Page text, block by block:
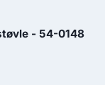
kr.. - 54-0148